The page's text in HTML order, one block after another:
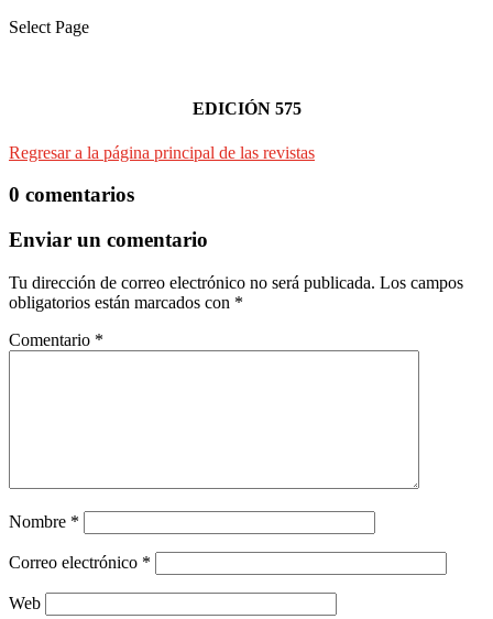
Select Page
EDICIÓN 575
Regresar a la página principal de las revistas
0 comentarios
Enviar un comentario
Tu dirección de correo electrónico no será publicada. Los campos
obligatorios están marcados con *
Comentario *
Nombre *
Correo electrónico *
Web